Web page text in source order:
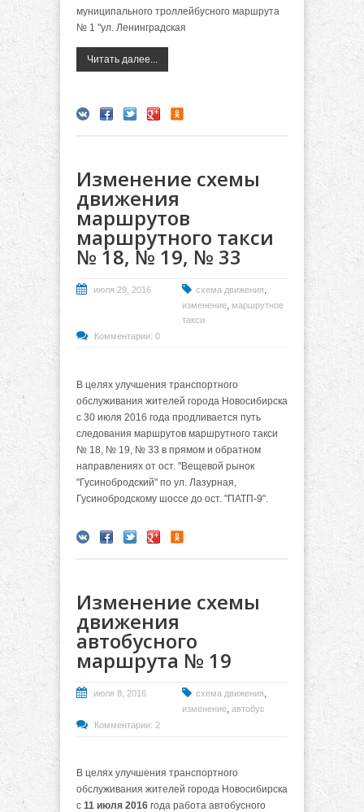
муниципального троллейбусного маршрута
№ 1 "ул. Ленинградская
Читать далее...
Изменение схемы
движения
маршрутов
маршрутного такси
№ 18, № 19, № 33
июля 29, 2016 схема движения,
изменение, маршрутное
такси
Комментарии: 0
В целях улучшения транспортного
обслуживания жителей города Новосибирска
с 30 июля 2016 года продливается путь
следования маршрутов маршрутного такси
№ 18, № 19, № 33 в прямом и обратном
направлениях от ост. "Вещевой рынок
"Гусинобродский" по ул. Лазурная,
Гусинобродскому шоссе до ост. "ПАТП-9".
Изменение схемы
движения
автобусного
маршрута № 19
июля 8, 2016 схема движения
изменение автобус
Комментарии: 2
В целях улучшения транспортного
обслуживания жителей города Новосибирска
с 11 июля 2016 года работа автобусного